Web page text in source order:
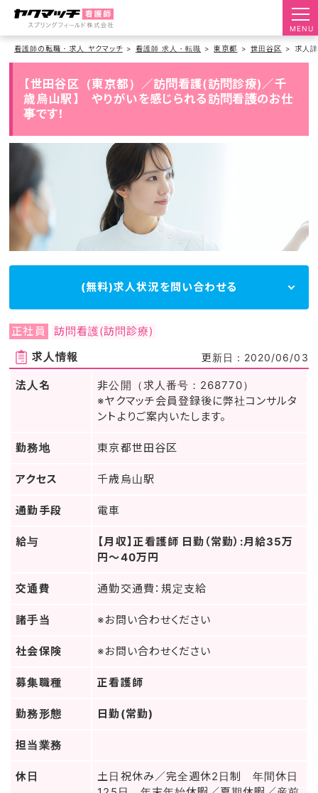
MENU
看護師の転職・求人 ヤクマッチ 看護師 求人・転職 東京都 世田谷区 求人
【世田谷区（東京都）／訪問看護(訪問診療)／千
歳烏山駅】 やりがいを感じられる訪問看護のお仕
事です！
(無料)求人状況を問い合わせる
正社員
訪問看護(訪問診療)
求人情報
更新日：2020/06/03
法人名
非公開（求人番号：268770）
※ヤクマッチ会員登録後に弊社コンサルタ
ントよりご案内いたします。
勤務地 東京都世田谷区
アクセス 千歳烏山駅
通勤手段 電車
給与
【月収】正看護師 日勤（常勤）:月給35万
円～40万円
交通費 通勤交通費：規定支給
諸手当 ※お問い合わせください
社会保険 ※お問い合わせください
募集職種 正看護師
勤務形態 日勤(常勤)
担当業務
休日
土日祝休み／完全週休2日制 年間休日